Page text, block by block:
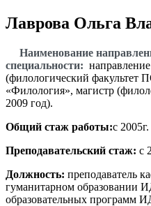
Лаврова Ольга
Наименование
специальности:
(филологический факультет
«Филология», магистр
2009 год).
Общий стаж работы:с 2005г.
Преподавательский стаж: с
Должность: преподаватель
гуманитарном образовании
образовательных